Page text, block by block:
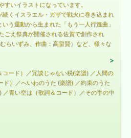
いイラストになっています。
くイスラエル・ガザで戦火に巻き込まれ
う運動から生まれた「もう一人行進曲」
ごえ祭典が開催される佐賀で創作され
らいずみ、作曲：高畠賢）など、様々な
ード）／冗談じゃない税(楽譜) ／人間の
）／へいわのうた (楽譜) ／約束のうた
青い空は（歌詞＆コード）／その手の中